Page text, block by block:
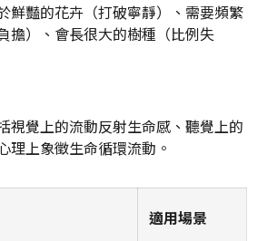
鮮豔的花卉（打破寧靜）、需要頻繁
擔）、會長很大的樹種（比例失
視覺上的流動反射生命感、聽覺上的
理上象徵生命循環流動。
適用場景